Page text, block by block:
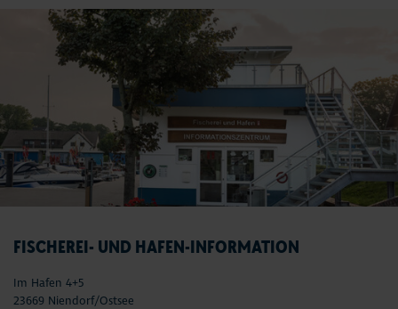
FISCHEREI- UND HAFEN-INFORMATION
Im Hafen 4+5
23669 Niendorf/Ostsee